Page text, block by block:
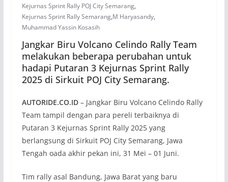
Kejurnas Sprint Rally POJ City Semarang,
Kejurnas Sprint Rally Semarang,M Haryasandy,
Muhammad Yassin Kosasih
Jangkar Biru Volcano Celindo Rally Team
melakukan beberapa perubahan untuk
hadapi Putaran 3 Kejurnas Sprint Rally
2025 di Sirkuit POJ City Semarang.
AUTORIDE.CO.ID– Jangkar Biru Volcano Celindo Rally
Team tampil dengan para pereli terbaiknya di
Putaran 3 Kejurnas Sprint Rally 2025 yang
berlangsung di Sirkuit POJ City Semarang, Jawa
Tengah oada akhir pekan ini, 31 Mei – 01 Juni.
Tim rally asal Bandung, Jawa Barat yang baru